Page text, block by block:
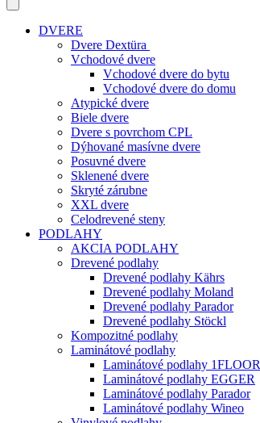
DVERE
Dvere Dextüra
Vchodové dvere
Vchodové dvere do bytu
Vchodové dvere do domu
Atypické dvere
Biele dvere
Dvere s povrchom CPL
Dýhované masívne dvere
Posuvné dvere
Sklenené dvere
Skryté zárubne
XXL dvere
Celodrevené steny
PODLAHY
AKCIA PODLAHY
Drevené podlahy
Drevené podlahy Kährs
Drevené podlahy Moland
Drevené podlahy Parador
Drevené podlahy Stöckl
Kompozitné podlahy
Laminátové podlahy
Laminátové podlahy 1FLOOR
Laminátové podlahy EGGER
Laminátové podlahy Parador
Laminátové podlahy Wineo